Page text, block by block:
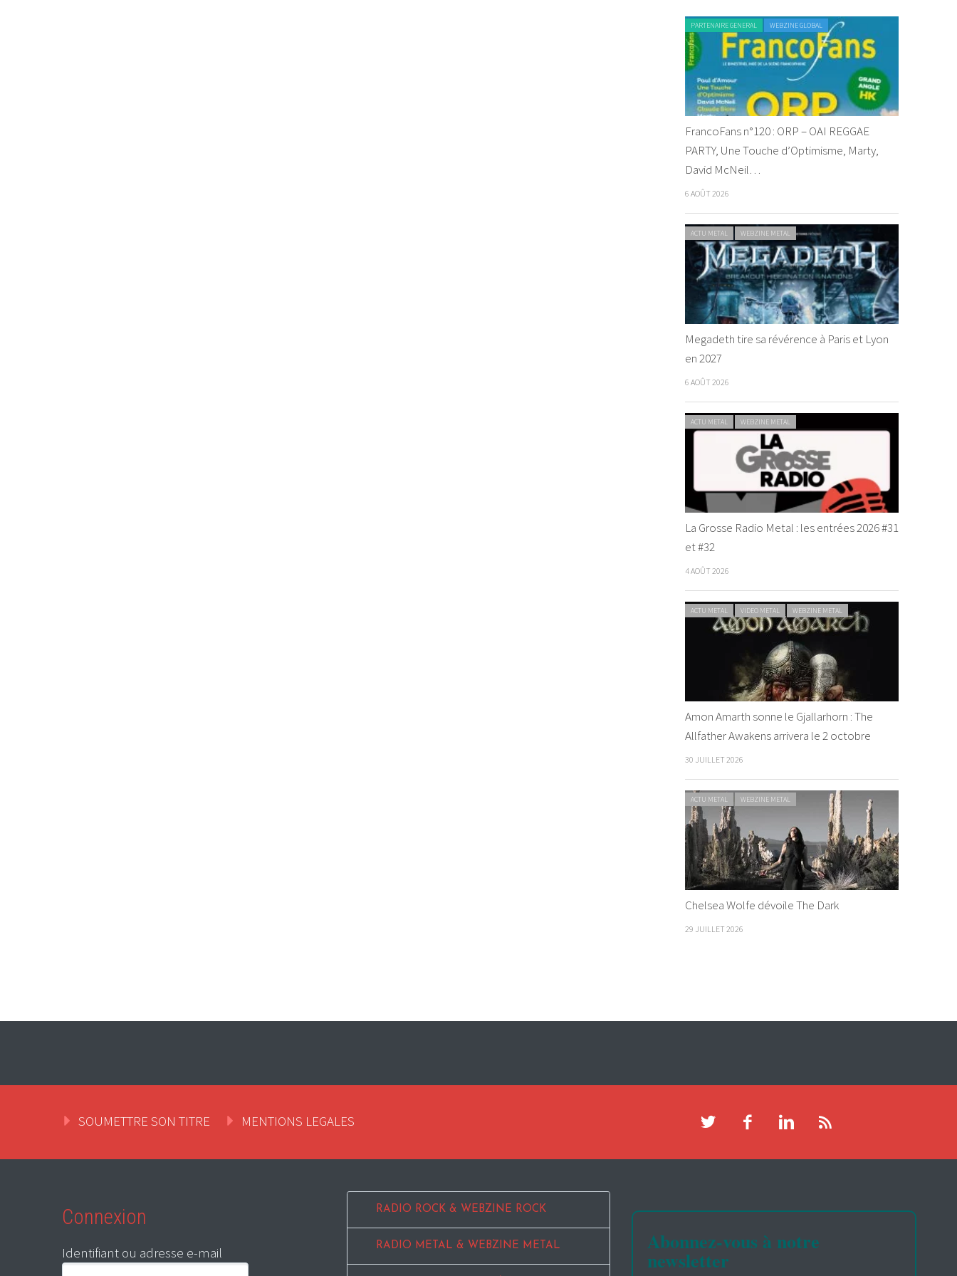
PARTENAIRE GENERAL WEBZINE GLOBAL
FrancoFans n°120 : ORP – OAI REGGAE
PARTY, Une Touche d’Optimisme, Marty,
David McNeil…
6 AOÛT 2026
ACTU METAL WEBZINE METAL
Megadeth tire sa révérence à Paris et Lyon
en 2027
6 AOÛT 2026
ACTU METAL WEBZINE METAL
La Grosse Radio Metal : les entrées 2026 #31
et #32
4 AOÛT 2026
ACTU METAL VIDEO METAL WEBZINE METAL
Amon Amarth sonne le Gjallarhorn : The
Allfather Awakens arrivera le 2 octobre
30 JUILLET 2026
ACTU METAL WEBZINE METAL
Chelsea Wolfe dévoile The Dark
29 JUILLET 2026
SOUMETTRE SON TITRE MENTIONS LEGALES
Connexion
Identifiant ou adresse e-mail
RADIO ROCK & WEBZINE ROCK
RADIO METAL & WEBZINE METAL Abonnez-vous à notre
newsletter